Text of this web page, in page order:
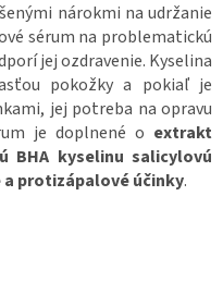
nárokmi na udržanie
sérum na problematickú
jej ozdravenie. Kyselina
pokožky a pokiaľ je
jej potreba na opravu
je doplnené o extrakt
BHA kyselinu salicylovú
protizápalové účinky.